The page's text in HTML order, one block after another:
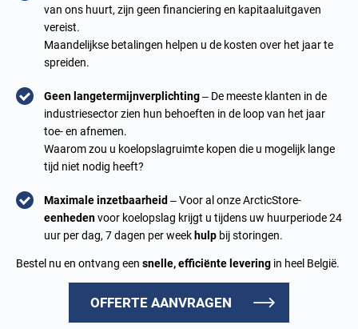
van ons huurt, zijn geen financiering en kapitaaluitgaven
vereist.
Maandelijkse betalingen helpen u de kosten over het jaar te
spreiden.
Geen langetermijnverplichting– De meeste klanten in de
industriesector zien hun behoeften in de loop van het jaar
toe- en afnemen.
Waarom zou u koelopslagruimte kopen die u mogelijk lange
tijd niet nodig heeft?
Maximale inzetbaarheid – Voor al onze ArcticStore-
eenhedenvoor koelopslag krijgt u tijdens uw huurperiode 24
uur per dag, 7 dagen per week hulp bij storingen.
Bestel nu en ontvang een snelle, efficiënte levering in heel België.
OFFERTE AANVRAGEN